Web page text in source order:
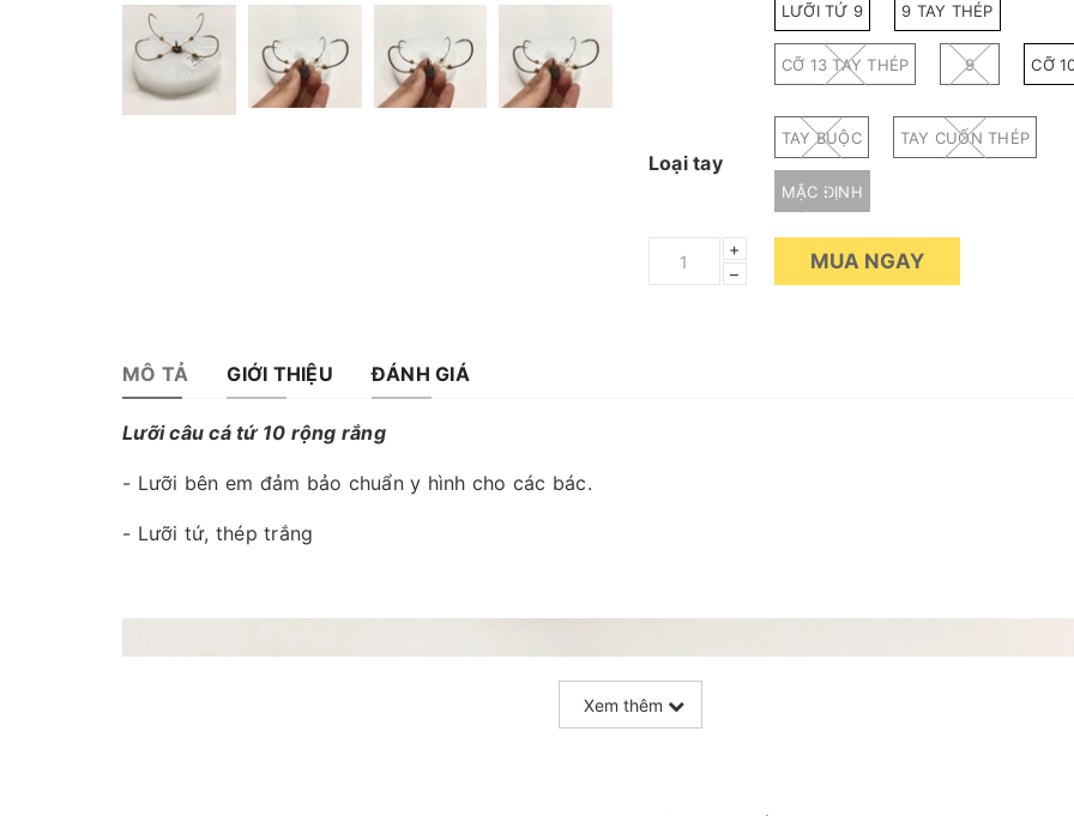
LƯỠI TỨ 9 9 TAY THÉP
CỠ 13 TAY THÉP 9 CỠ
Loại tay
TAY BUỘC TAY CUỐN THÉP
MẶC ĐỊNH
+
–
MUA NGAY
MÔ TẢ GIỚI THIỆU ĐÁNH GIÁ
Lưỡi câu cá tứ 10 rộng rắng
- Lưỡi bên em đảm bảo chuẩn y hình cho các bác.
- Lưỡi tứ, thép trắng
Xem thêm